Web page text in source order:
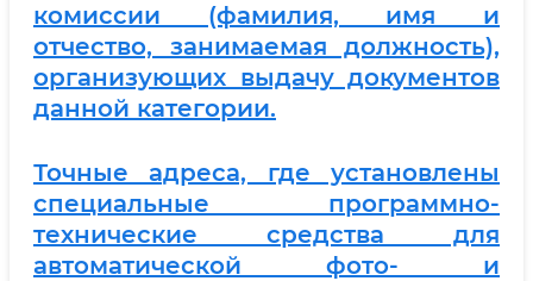
комиссии (фамилия, имя и
отчество, занимаемая должность),
организующих выдачу документов
данной категории.
Точные адреса, где установлены
специальные программно-
технические средства для
автоматической фото- и